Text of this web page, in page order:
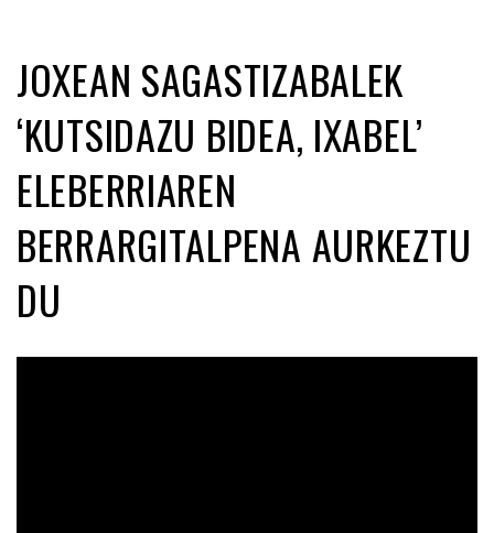
JOXEAN SAGASTIZABALEK
‘KUTSIDAZU BIDEA, IXABEL’
ELEBERRIAREN
BERRARGITALPENA AURKEZTU
DU